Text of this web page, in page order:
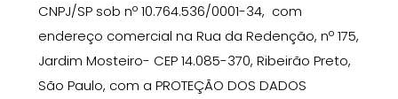
CNPJ/SP sob nº 10.764.536/0001-34, com
endereço comercial na Rua da Redenção, nº 175,
Jardim Mosteiro- CEP 14.085-370, Ribeirão Preto,
São Paulo, com a PROTEÇÃO DOS DADOS